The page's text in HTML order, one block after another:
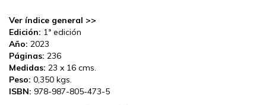
Ver índice general >>
Edición: 1ª edición
Año: 2023
Páginas: 236
Medidas: 23 x 16 cms.
Peso: 0,350 kgs.
ISBN: 978-987-805-473-5